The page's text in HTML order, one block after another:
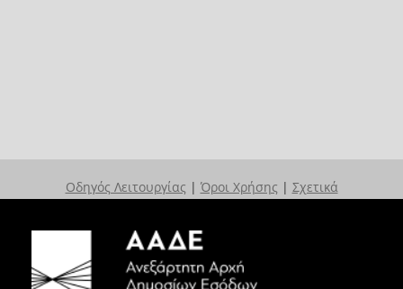
Οδηγός Λειτουργίας | Όροι Χρήσης | Σχετικά